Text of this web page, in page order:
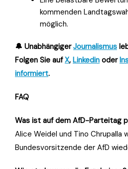
kommenden
möglich.
🔔 UnabhängigerJournalismus
Folgen Sie aufX, Linkedin oder
informiert.
FAQ
Was ist auf dem AfD-Parteitag
Alice Weidel und Tino Chrupalla
Bundesvorsitzende der AfD